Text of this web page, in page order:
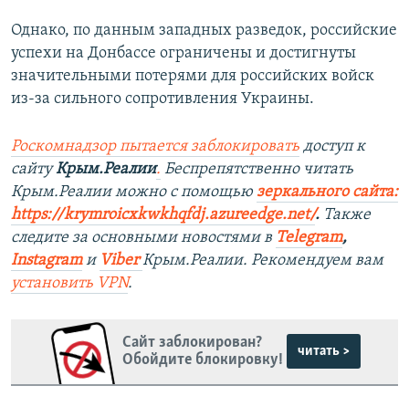
Однако, по данным западных разведок, российские
успехи на Донбассе ограничены и достигнуты
значительными потерями для российских войск
из-за сильного сопротивления Украины.
Роскомнадзор пытается заблокировать доступ к
сайтуКрым.Реалии. Беспрепятственно читать
Крым.Реалии можно с помощью зеркального сайта:
https://krymroicxkwkhqfdj.azureedge.net/. Также
следите за основными новостями в Telegram,
Instagramи ViberКрым.Реалии. Рекомендуем вам
установить VPN.
Сайт заблокирован?
Обойдите блокировку!
читать >